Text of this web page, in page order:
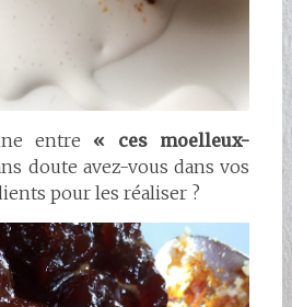
entre « ces moelleux-
doute avez-vous dans vos
pour les réaliser ?